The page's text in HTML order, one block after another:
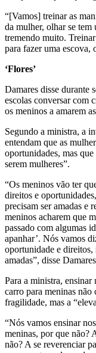
“[Vamos] treinar as
da mulher, olhar se tem
tremendo muito.
para fazer uma escova,
‘Flores’
Damares disse durante
escolas conversar com
os meninos a amarem
Segundo a ministra, a
entendam que as
oportunidades, mas
serem mulheres”.
“Os meninos vão ter
direitos e
precisam ser amadas e
meninos acharem que
passado com algumas
apanhar’. Nós vamos
oportunidade e direitos,
amadas”, disse
Para a ministra,
carro para meninas não
fragilidade, mas a
“Nós vamos ensinar
meninas, por que não?
não? A se reverenciar